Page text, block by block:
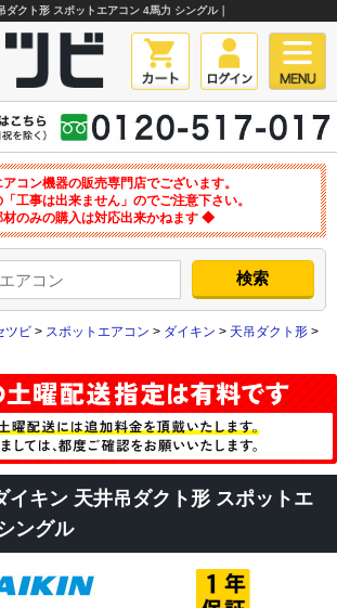
クト形 スポットエアコン 4馬力 シングル｜
コン機器の販売専門店でございます。
工事は出来ません」のでご注意下さい。
のみの購入は対応出来かねます ◆
ツビ > スポットエアコン > ダイキン > 天吊ダクト形 >
イキン 天井吊ダクト形 スポットエ
ングル